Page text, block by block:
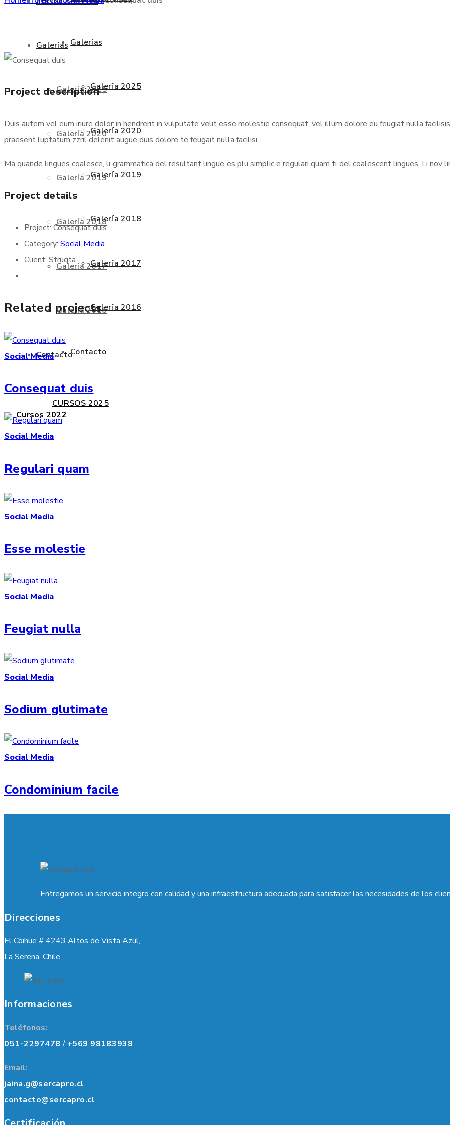
Galerías
Galería 2025
Galería 2020
Galería 2019
Galería 2018
Galería 2017
Galería 2016
Contacto
Cursos 2022
Galerías
Galería 2025
Galería 2020
Galería 2019
Galería 2018
Galería 2017
Galería 2016
Contacto
CURSOS 2025
Project description
Duis autem vel eum iriure dolor in hendrerit in vulputate velit esse molestie consequat, vel illum dolore eu feugiat nulla
praesent luptatum zzril delenit augue duis dolore te feugait nulla facilisi.
Ma quande lingues coalesce, li grammatica del resultant lingue es plu simplic e regulari quam ti del coalescent lingues. Li nov
Project details
Project: Consequat duis
Category: Social Media
Client: Struqta
Related projects
Social Media
Consequat duis
Social Media
Regulari quam
Social Media
Esse molestie
Social Media
Feugiat nulla
Social Media
Sodium glutimate
Social Media
Condominium facile
Entregamos un servicio integro con calidad y una infraestructura adecuada para satisfacer las necesidades de los
Direcciones
El Coihue # 4243 Altos de Vista Azul,
La Serena. Chile.
Informaciones
Teléfonos:
051-2297478 / +569 98183938
Email:
jaina.g@sercapro.cl
contacto@sercapro.cl